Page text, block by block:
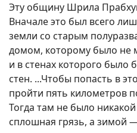
Эту общину Шрила
Вначале это был всего
земли со старым
домом, которому было не
и в стенах которого
стен. ...Чтобы попасть в
пройти пять километров
Тогда там не было
сплошная грязь, а зимой